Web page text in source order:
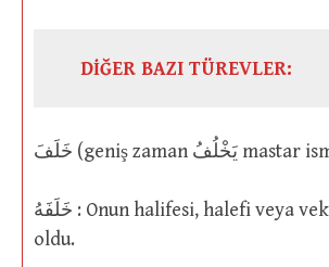
DİĞER BAZI TÜREVLER:
خَلَفَهُ : Onun halifesi, halefi veya vekili idi ya da
oldu.